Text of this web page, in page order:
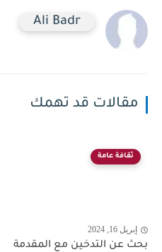
Ali Badr
مقالات قد تهمك
ثقافة عامة
إبريل 16, 2024
بحث عن التدخين مع المقدمة